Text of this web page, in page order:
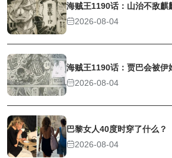
海贼王1190话：山治不敌麒
2026-08-04
海贼王1190话：贾巴会被伊
2026-08-04
巴黎女人40度时穿了什么？
2026-08-04